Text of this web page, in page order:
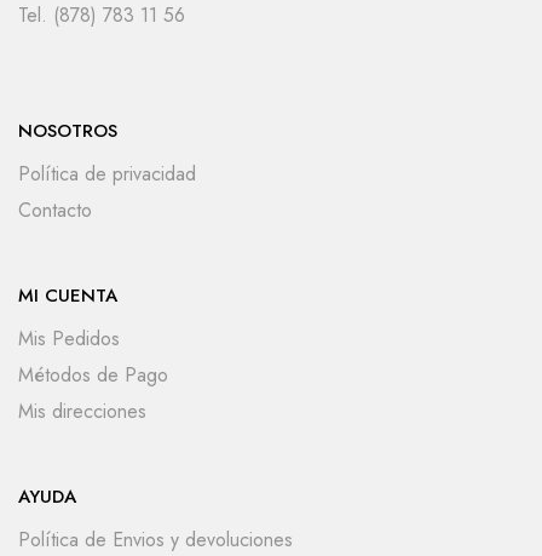
Tel. (878) 783 11 56
NOSOTROS
Política de privacidad
Contacto
MI CUENTA
Mis Pedidos
Métodos de Pago
Mis direcciones
AYUDA
Política de Envios y devoluciones